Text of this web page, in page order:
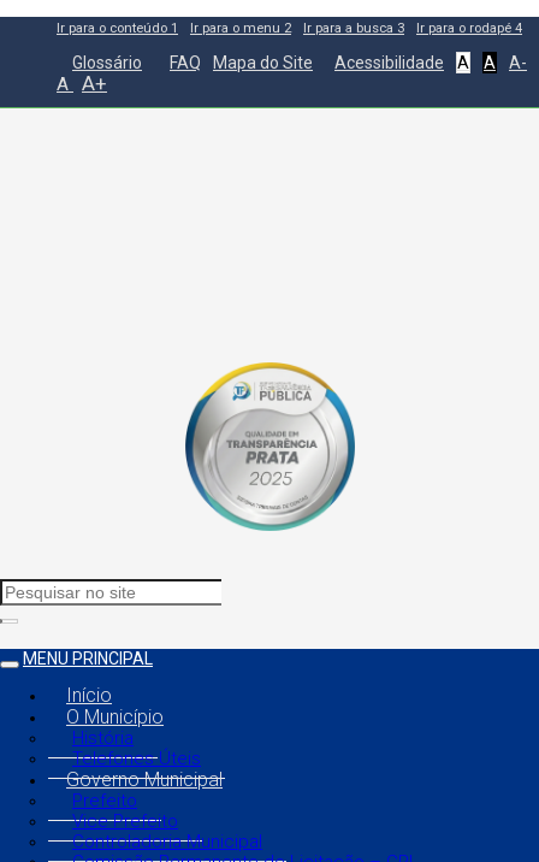
Ir para o conteúdo 1 Ir para o menu 2 Ir para a busca 3 Ir para o rodapé 4
Glossário FAQ Mapa do Site Acessibilidade A A A-
A A+
MENU PRINCIPAL
Início
O Município
História
Telefones Úteis
Governo Municipal
Prefeito
Vice Prefeito
Controladoria Municipal